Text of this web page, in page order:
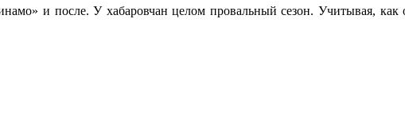
и после. У хабаровчан целом провальный сезон. Учитывая, как